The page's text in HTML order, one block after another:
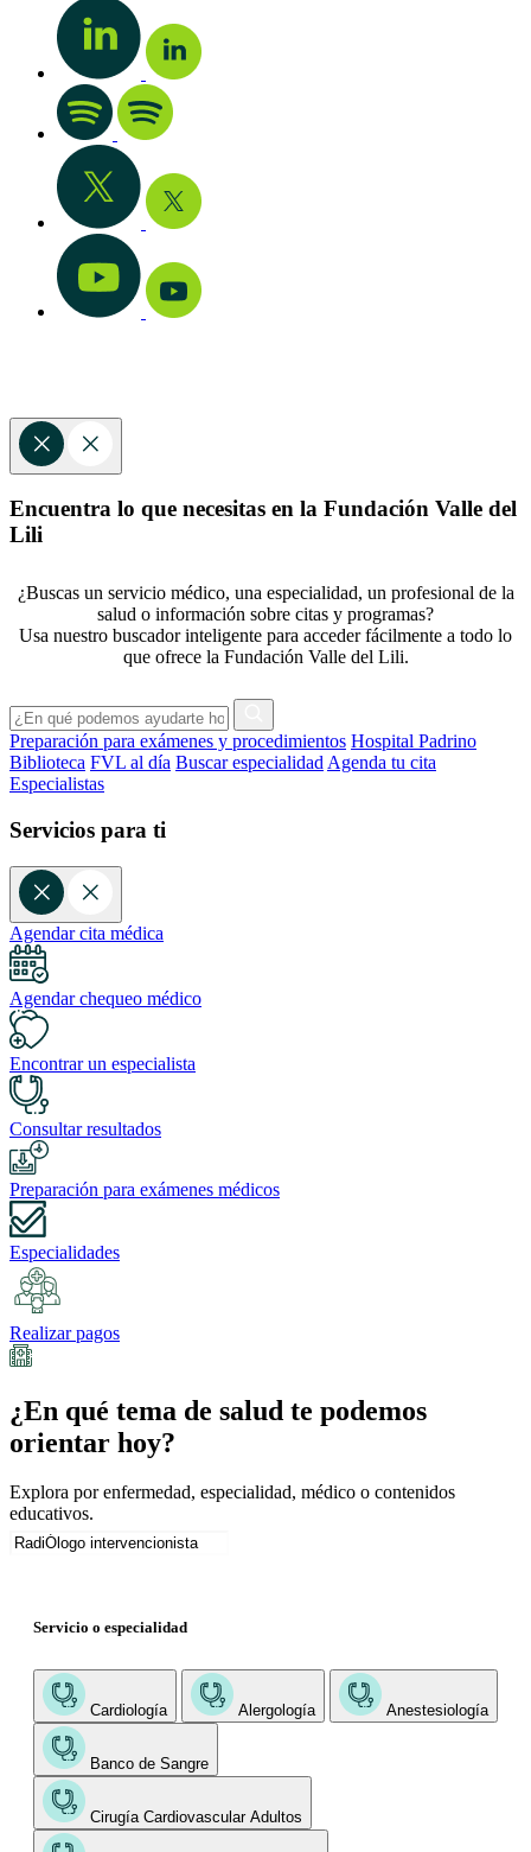
Encuentra lo que necesitas en la Fundación Valle del
Lili
¿Buscas un servicio médico, una especialidad, un profesional de la
salud o información sobre citas y programas?
Usa nuestro buscador inteligente para acceder fácilmente a todo lo
que ofrece la Fundación Valle del Lili.
Preparación para exámenes y procedimientos Hospital Padrino
Biblioteca FVL al día Buscar especialidad Agenda tu cita
Especialistas
Servicios para ti
Agendar cita médica
Agendar chequeo médico
Encontrar un especialista
Consultar resultados
Preparación para exámenes médicos
Especialidades
Realizar pagos
¿En qué tema de salud te podemos
orientar hoy?
Explora por enfermedad, especialidad, médico o contenidos
educativos.
Servicio o especialidad
Cardiología Alergología Anestesiología
Banco de Sangre
Cirugía Cardiovascular Adultos